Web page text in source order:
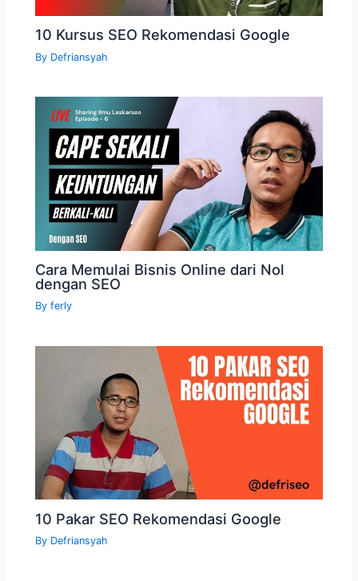
10 Kursus SEO Rekomendasi Google
By Defriansyah
Cara Memulai Bisnis Online dari Nol
dengan SEO
Byferly
10 Pakar SEO Rekomendasi Google
By Defriansyah